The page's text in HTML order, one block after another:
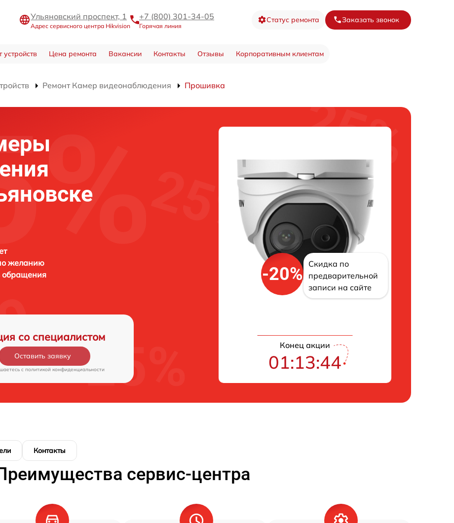
Ульяновский проспект, 1
Адрес сервисного центра Hikvision
+7 (800) 301-34-05
Горячая линия
Статус ремонта Заказать звонок
устройств Цена ремонта Вакансии Контакты Отзывы Корпоративным клиентам
Ремонт Камер видеонаблюдения Прошивка
желанию
обращения
со специалистом
Оставить заявку
c политикой конфиденциальности
-20%
Скидка по
предварительной
записи на сайте
Конец акции
01:13:42
Контакты
сервис-центра